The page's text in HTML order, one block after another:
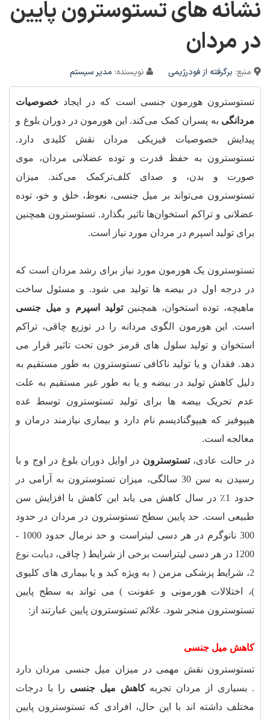
نشانه های تستوسترون پایین
در مردان
منبع: برگرفته از فودرژیمی نویسنده: مدیر سیستم
تستوسترون هورمون جنسی است که در ایجاد خصوصیات
مردانگی به پسران کمک می‌کند. این هورمون در دوران بلوغ و
پیدایش خصوصیات فیزیکی مردان نقش کلیدی دارد.
تستوسترون به حفظ قدرت و توده عضلانی مردان، موی
صورت و بدن، و صدای کلف‌ترکمک می‌کند. میزان
تستوسترون می‌تواند بر میل جنسی، نعوظ، خلق و خو، توده
عضلانی و تراکم استخوان‌ها تاثیر بگذارد. تستوسترون همچنین
برای تولید اسپرم در مردان مورد نیاز است.
تستوسترون یک هورمون مورد نیاز برای رشد مردان است که
در درجه اول در بیضه ها تولید می شود. و مسئول ساخت
ماهیچه، توده استخوان، همچنینتولید اسپرم و میل جنسی
است. این هورمون الگوی مردانه را در توزیع چاقی، تراکم
استخوان و تولید سلول های قرمز خون تحت تاثیر قرار می
دهد. فقدان و یا تولید ناکافی تستوسترون به طور مستقیم به
دلیل کاهش تولید در بیضه و یا به طور غیر مستقیم به علت
عدم تحریک بیضه ها برای تولید تستوسترون توسط غده
هیپوفیز که هیپوگنادیسم نام دارد و بیماری نیازمند درمان و
معالجه است.
در حالت عادی،تستوسترون در اوایل دوران بلوغ در اوج و با
رسیدن به سن 30 سالگی، میزان تستوسترون به آرامی در
حدود 1٪ در سال کاهش می یابد این کاهش با افزایش سن
طبیعی است. حد پایین سطح تستوسترون در مردان در حدود
300 نانوگرم در هر دسی لیتراست و حد نرمال حدود 1000 -
1200 در هر دسی لیتراست برخی از شرایط ( چاقی،
دیابت نوع
2، شرایط پزشکی مزمن ( به ویژه کبد و یا بیماری های کلیوی
)، اختلالات هورمونی و عفونت ) می تواند به سطح پایین
تستوسترون منجر شود. علائم تستوسترون پایین عبارتند از :
کاهش میل جنسی
تستوسترون نقش مهمی در میزان میل جنسی مردان دارد
. بسیاری از مردان تجربهکاهش میل جنسی را با درجات
مختلف داشته اند با این حال، افرادی که تستوسترون پایین